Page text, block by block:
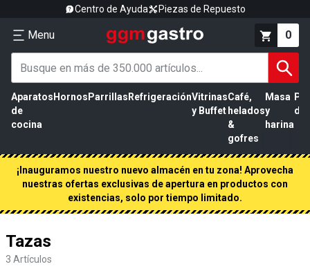
Centro de Ayuda Piezas de Repuesto
Menu 0
Aparatos
de
cocina
Hornos Parrillas RefrigeraciónVitrinas
y Buffet
Café,
helados
&
gofres
Masa
y
harina
de
¡Inauguramos nuestro nuevo almacén en tu zona! Aprovecha
nuestras ofertas exclusivas de apertura en productos con
existencias, solo por tiempo limitado.
Tazas
3 Artículos